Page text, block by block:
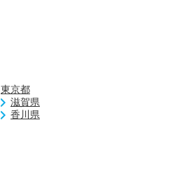
東京都
滋賀県
香川県